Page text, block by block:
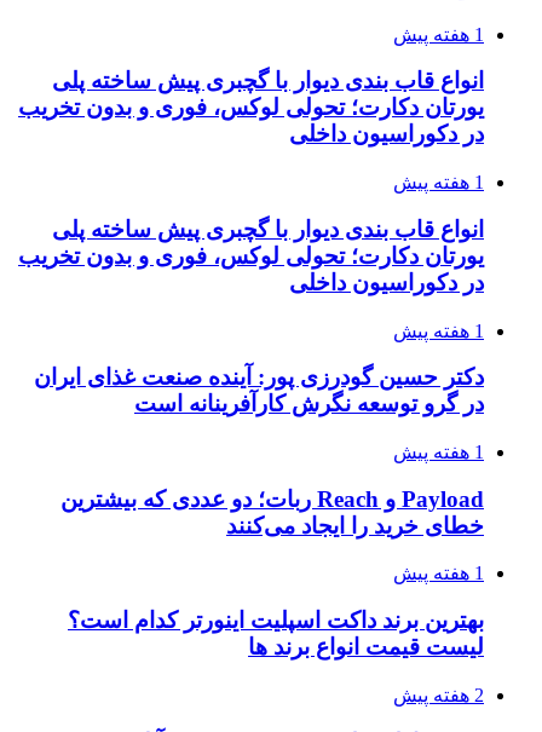
1 هفته پیش
انواع قاب بندی دیوار با گچبری پیش ساخته پلی
یورتان دکارت؛ تحولی لوکس، فوری و بدون تخریب
در دکوراسیون داخلی
1 هفته پیش
انواع قاب بندی دیوار با گچبری پیش ساخته پلی
یورتان دکارت؛ تحولی لوکس، فوری و بدون تخریب
در دکوراسیون داخلی
1 هفته پیش
دکتر حسین گودرزی پور: آینده صنعت غذای ایران
در گرو توسعه نگرش کارآفرینانه است
1 هفته پیش
Payload و Reach ربات؛ دو عددی که بیشترین
خطای خرید را ایجاد می‌کنند
1 هفته پیش
بهترین برند داکت اسپلیت اینورتر کدام است؟
لیست قیمت انواع برند ها
2 هفته پیش